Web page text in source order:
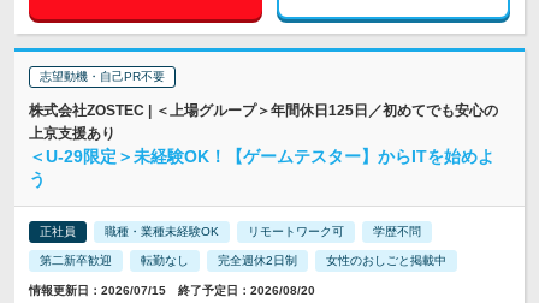
志望動機・自己PR不要
株式会社ZOSTEC | ＜上場グループ＞年間休日125日／初めてでも安心の
上京支援あり
＜U-29限定＞未経験OK！【ゲームテスター】からITを始めよ
う
正社員 職種・業種未経験OK リモートワーク可 学歴不問
第二新卒歓迎 転勤なし 完全週休2日制 女性のおしごと掲載中
情報更新日：2026/07/15 終了予定日：2026/08/20